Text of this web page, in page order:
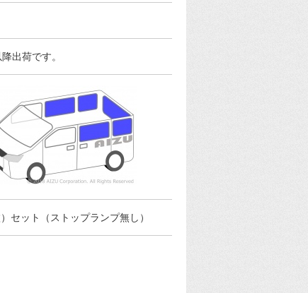
出荷です。
セット（ストップランプ無し）